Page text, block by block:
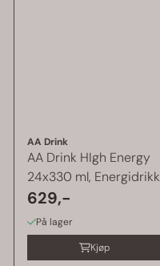
AA Drink
AA Drink HIgh Energy
24x330 ml, Energidrikk
629,-
På lager
Kjøp